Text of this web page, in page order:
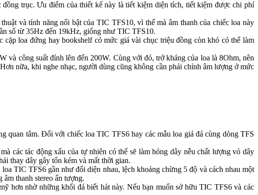
trục. Ưu điểm của thiết kế này là tiết kiệm diện tích, tiết kiệm được chi phí
và tính năng nổi bật của TIC TFS10, vì thế mà âm thanh của chiếc loa này
số từ 35Hz đến 19kHz, giống như TIC TFS10.
loa đứng hay bookshelf có mức giá vài chục triệu đồng còn khó có thể làm
công suất đỉnh lên đến 200W. Cùng với đó, trở kháng của loa là 8Ohm, nên
nữa, khi nghe nhạc, người dùng cũng không cần phải chỉnh âm lượng ở mức
quan tâm. Đối với chiếc loa TIC TFS6 hay các mẫu loa giả đá cùng dòng TFS
các tác động xấu của tự nhiên có thể sẽ làm hỏng dây nễu chất lượng vỏ dây
thay dây gây tốn kém và mất thời gian.
TIC TFS6 gần như đối diện nhau, lệch khoảng chừng 5 độ và cách nhau một
thanh stereo ấn tượng.
hơn nhờ những khối đá biết hát này. Nếu bạn muốn sở hữu TIC TFS6 và các